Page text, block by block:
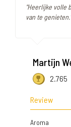
"Heerlijke volle
van te genieten."
Martijn
2.765
Review
Aroma